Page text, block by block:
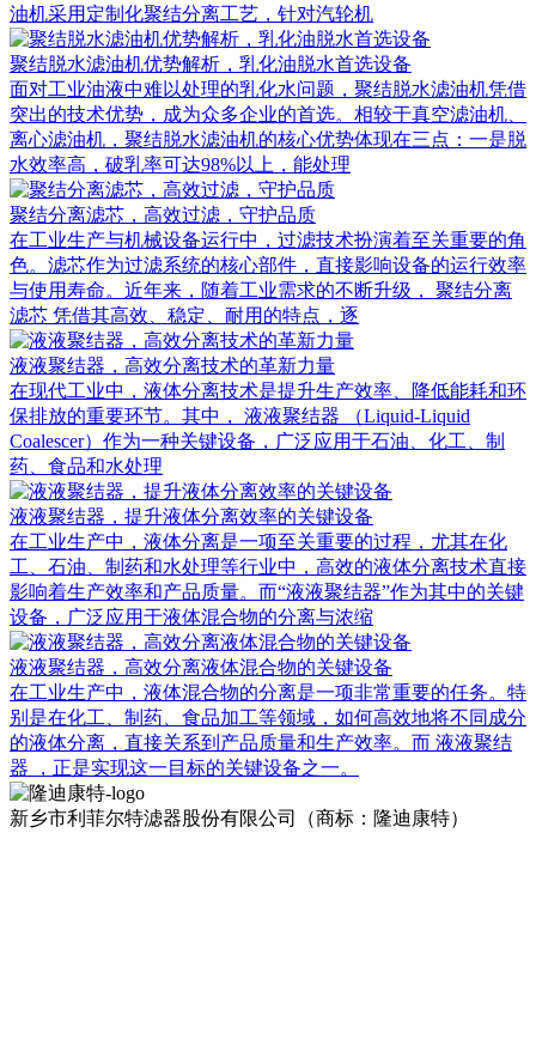
油机采用定制化聚结分离工艺，针对汽轮机
聚结脱水滤油机优势解析，乳化油脱水首选设备
面对工业油液中难以处理的乳化水问题，聚结脱水滤油机凭借
突出的技术优势，成为众多企业的首选。相较于真空滤油机、
离心滤油机，聚结脱水滤油机的核心优势体现在三点：一是脱
水效率高，破乳率可达98%以上，能处理
聚结分离滤芯，高效过滤，守护品质
在工业生产与机械设备运行中，过滤技术扮演着至关重要的角
色。滤芯作为过滤系统的核心部件，直接影响设备的运行效率
与使用寿命。近年来，随着工业需求的不断升级， 聚结分离
滤芯 凭借其高效、稳定、耐用的特点，逐
液液聚结器，高效分离技术的革新力量
在现代工业中，液体分离技术是提升生产效率、降低能耗和环
保排放的重要环节。其中， 液液聚结器 （Liquid-Liquid
Coalescer）作为一种关键设备，广泛应用于石油、化工、制
药、食品和水处理
液液聚结器，提升液体分离效率的关键设备
在工业生产中，液体分离是一项至关重要的过程，尤其在化
工、石油、制药和水处理等行业中，高效的液体分离技术直接
影响着生产效率和产品质量。而“液液聚结器”作为其中的关键
设备，广泛应用于液体混合物的分离与浓缩
液液聚结器，高效分离液体混合物的关键设备
在工业生产中，液体混合物的分离是一项非常重要的任务。特
别是在化工、制药、食品加工等领域，如何高效地将不同成分
的液体分离，直接关系到产品质量和生产效率。而 液液聚结
器 ，正是实现这一目标的关键设备之一。
新乡市利菲尔特滤器股份有限公司（商标：隆迪康特）